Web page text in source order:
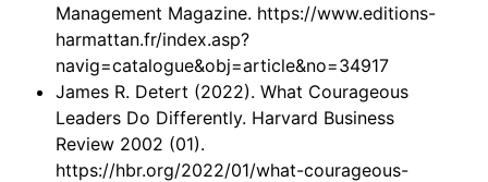
Management Magazine. https://www.editions-
harmattan.fr/index.asp?
navig=catalogue&obj=article&no=34917
James R. Detert (2022). What Courageous
Leaders Do Differently. Harvard Business
Review 2002 (01).
https://hbr.org/2022/01/what-courageous-